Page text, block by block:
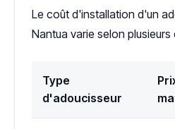
Le coût d'installation d'un
Nantua varie selon plusieurs
Type
d'adoucisseur